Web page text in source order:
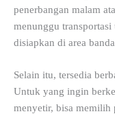
penerbangan malam
menunggu
disiapkan di area
Selain itu, tersedia
Untuk yang ingin
menyetir, bisa memilih